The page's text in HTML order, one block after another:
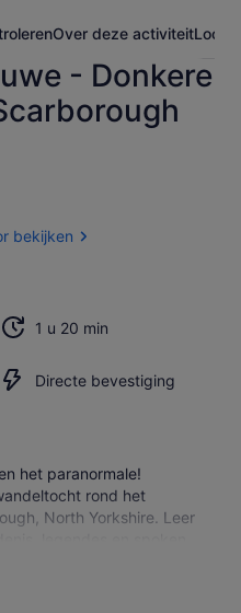
Over deze activiteit
- Donkere
bekijken
1 u 20 min
Directe bevestiging
het paranormale!
rond het
North Yorkshire. Leer